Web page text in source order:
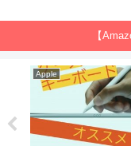
【
Apple